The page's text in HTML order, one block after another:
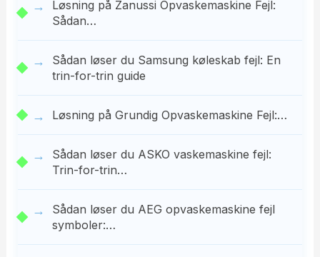
Løsning på Zanussi Opvaskemaskine Fejl:
Sådan…
Sådan løser du Samsung køleskab fejl: En
trin-for-trin guide
Løsning på Grundig Opvaskemaskine Fejl:…
Sådan løser du ASKO vaskemaskine fejl:
Trin-for-trin…
Sådan løser du AEG opvaskemaskine fejl
symboler:…